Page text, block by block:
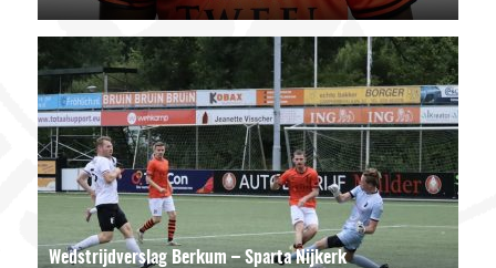
Wedstrijdverslag Berkum – Sparta Nijkerk